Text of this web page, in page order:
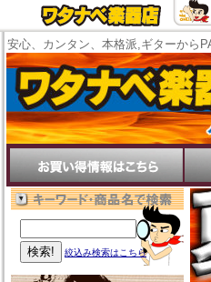
安心、カンタン、本格派,ギターから
絞込み検索はこちら